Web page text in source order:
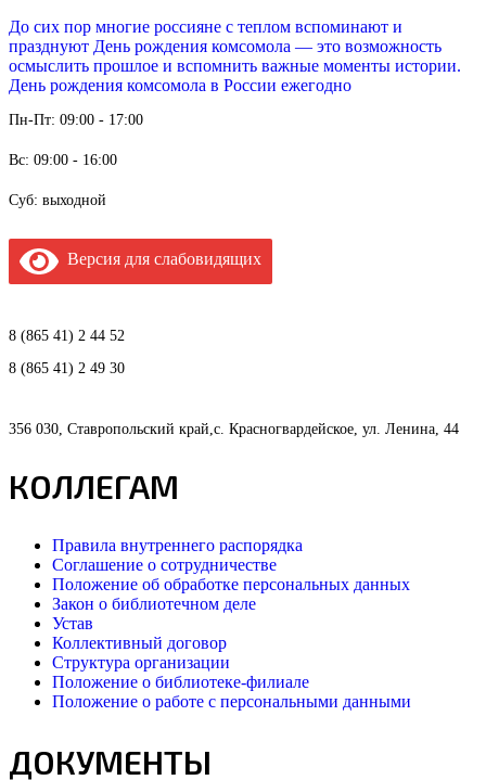
До сих пор многие россияне с теплом вспоминают и
празднуют День рождения комсомола — это возможность
осмыслить прошлое и вспомнить важные моменты истории.
День рождения комсомола в России ежегодно
Пн-Пт: 09:00 - 17:00
Вс: 09:00 - 16:00
Суб: выходной
Версия для слабовидящих
8 (865 41) 2 44 52
8 (865 41) 2 49 30
356 030, Ставропольский край,с. Красногвардейское, ул. Ленина, 44
КОЛЛЕГАМ
Правила внутреннего распорядка
Соглашение о сотрудничестве
Положение об обработке персональных данных
Закон о библиотечном деле
Устав
Коллективный договор
Структура организации
Положение о библиотеке-филиале
Положение о работе с персональными данными
ДОКУМЕНТЫ